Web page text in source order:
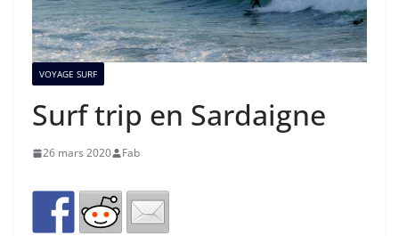
VOYAGE SURF
Surf trip en Sardaigne
26 mars 2020 Fab